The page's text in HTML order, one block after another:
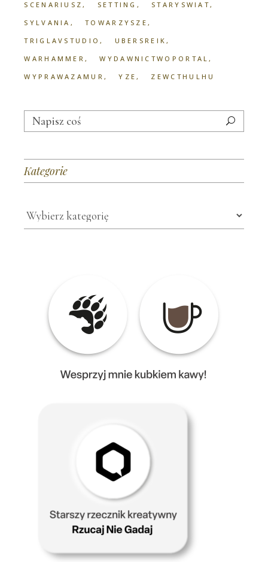
SCENARIUSZ SETTING
STARYSWIAT
SYLVANIA
TOWARZYSZE
TRIGLAVSTUDIO
UBERSREIK
WARHAMMER
WYDAWNICTWOPORTAL
WYPRAWAZAMUR
YZE ZEWCTHULHU
Search
for:
Kategorie